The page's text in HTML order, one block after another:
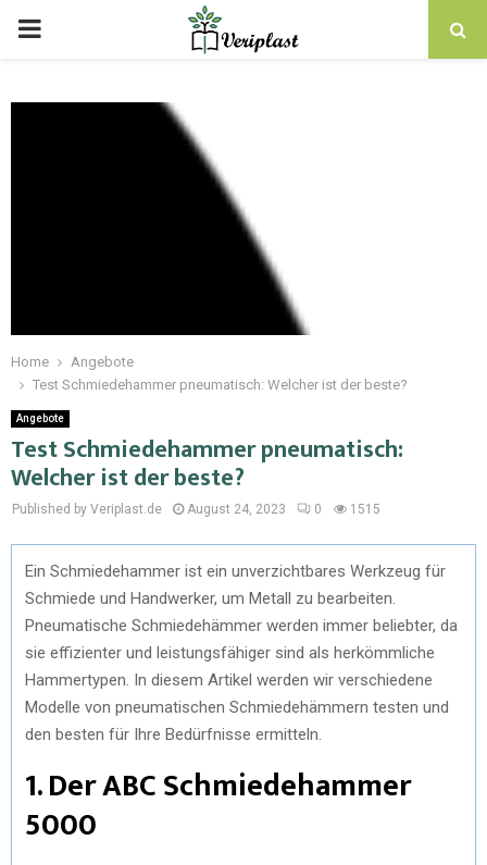
Home
Angebote
Test Schmiedehammer pneumatisch: Welcher ist der beste?
Angebote
Test Schmiedehammer pneumatisch:
Welcher ist der beste?
Published by Veriplast.de August 24, 2023 0 1515
Ein Schmiedehammer ist ein unverzichtbares Werkzeug für
Schmiede und Handwerker, um Metall zu bearbeiten.
Pneumatische Schmiedehämmer werden immer beliebter, da
sie effizienter und leistungsfähiger sind als herkömmliche
Hammertypen. In diesem Artikel werden wir verschiedene
Modelle von pneumatischen Schmiedehämmern testen und
den besten für Ihre Bedürfnisse ermitteln.
1. Der ABC Schmiedehammer
5000